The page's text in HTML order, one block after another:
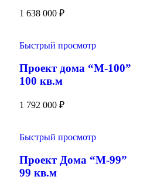
1 638 000 ₽
Быстрый просмотр
Проект дома “М-100”
100 кв.м
1 792 000 ₽
Быстрый просмотр
Проект Дома “М-99”
99 кв.м